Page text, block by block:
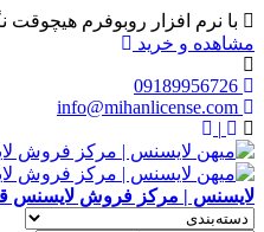
با نرم افزار روبوفرم هیچوقت
مشاهده و خرید
|
لایسنس | مرکز فروش لایسنس